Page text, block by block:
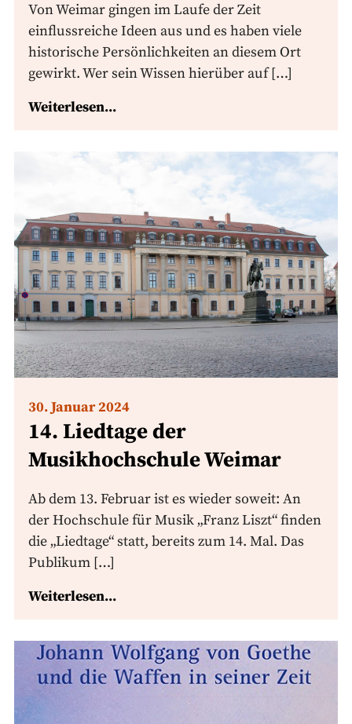
Von Weimar gingen im Laufe der Zeit
einflussreiche Ideen aus und es haben viele
historische Persönlichkeiten an diesem Ort
gewirkt. Wer sein Wissen hierüber auf […]
Weiterlesen...
30. Januar 2024
14. Liedtage der
Musikhochschule Weimar
Ab dem 13. Februar ist es wieder soweit: An
der Hochschule für Musik „Franz Liszt“ finden
die „Liedtage“ statt, bereits zum 14. Mal. Das
Publikum […]
Weiterlesen...